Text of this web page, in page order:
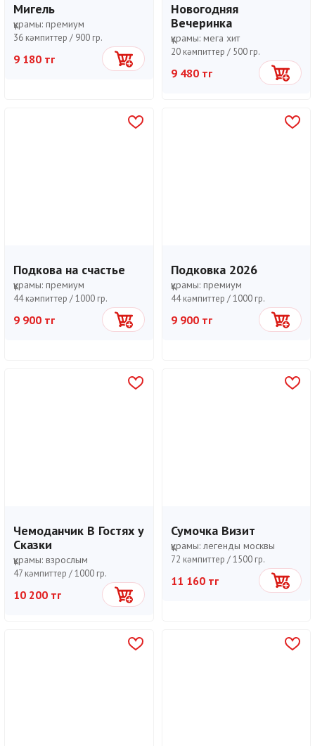
Мигель
құрамы: премиум
36 кәмпиттер / 900 гр.
9 180 тг Себетке
Новогодняя
Вечеринка
құрамы: мега хит
20 кәмпиттер / 500 гр.
9 480 тг Себетке
Подкова на счастье
құрамы: премиум
44 кәмпиттер /1000 гр.
9 900 тг Себетке
Подковка 2026
құрамы: премиум
44 кәмпиттер /1000 гр.
9 900 тг Себетке
Чемоданчик В Гостях у
Сказки
құрамы: взрослым
47 кәмпиттер /1000 гр.
10 200 тг Себетке
Сумочка Визит
құрамы: легенды москвы
72 кәмпиттер /1500 гр.
11 160 тг Себетке